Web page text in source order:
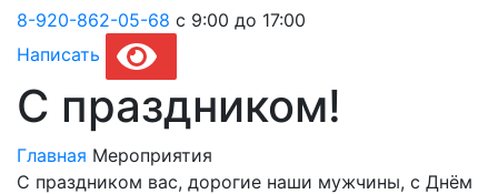
8-920-862-05-68 с 9:00 до 17:00
Написать
С праздником!
Главная Мероприятия
С праздником вас, дорогие наши мужчины, с Днём